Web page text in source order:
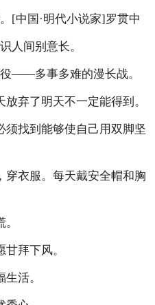
[中国·明代小说家]罗贯中
人间别意长。
——多事多难的漫长战。
弃了明天不一定能得到。
须找到能够使自己用双脚坚
穿衣服。每天戴安全帽和胸
拜下风。
活。